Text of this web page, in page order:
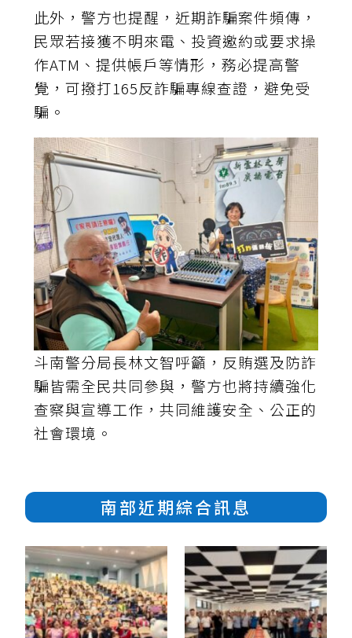
此外，警方也提醒，近期詐騙案件頻傳，
民眾若接獲不明來電、投資邀約或要求操
作ATM、提供帳戶等情形，務必提高警
覺，可撥打165反詐騙專線查證，避免受
騙。
斗南警分局長林文智呼籲，反賄選及防詐
騙皆需全民共同參與，警方也將持續強化
查察與宣導工作，共同維護安全、公正的
社會環境。
南部近期綜合訊息